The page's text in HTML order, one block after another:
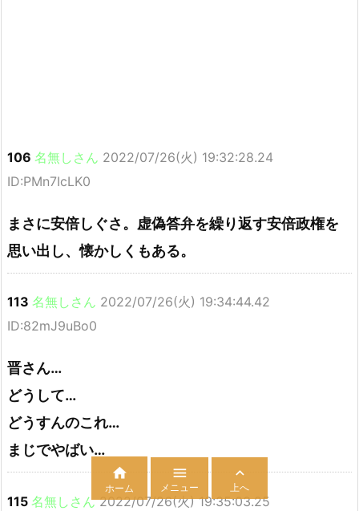
106 名無しさん 2022/07/26(火) 19:32:28.24
ID:PMn7IcLK0
まさに安倍しぐさ。虚偽答弁を繰り返す安倍政権を
思い出し、懐かしくもある。
113 名無しさん 2022/07/26(火) 19:34:44.42
ID:82mJ9uBo0
晋さん…
どうして…
どうすんのこれ…
まじでやばい…
115 名無しさん2022/07/26(火) 19:35:03.25

ホーム

メニュー

上へ